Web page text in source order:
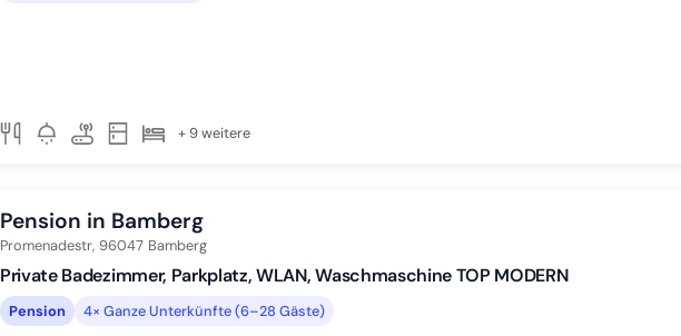
+ 9 weitere
Pension in Bamberg
Promenadestr, 96047 Bamberg
Private Badezimmer, Parkplatz, WLAN, Waschmaschine TOP MODERN
Pension 4× Ganze Unterkünfte (6–28 Gäste)